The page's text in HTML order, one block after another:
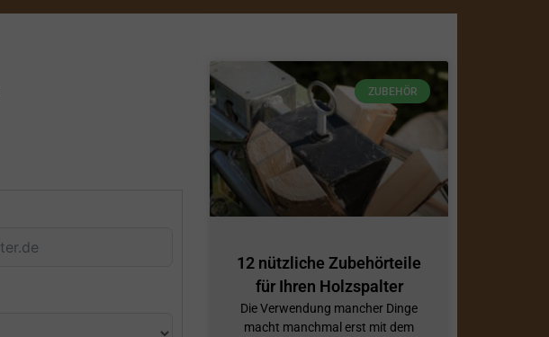
ZUBEHÖR
12 nützliche Zubehörteile
für Ihren Holzspalter
Die Verwendung mancher Dinge
macht manchmal erst mit dem